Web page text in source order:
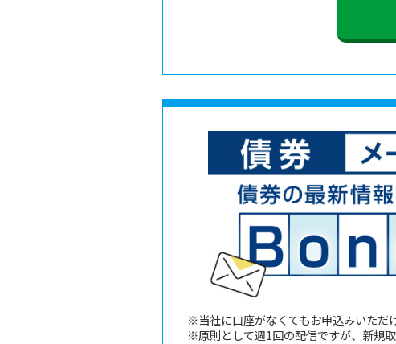
※当社に口座がなくてもお申込みいただ
※原則として週1回の配信ですが、新規